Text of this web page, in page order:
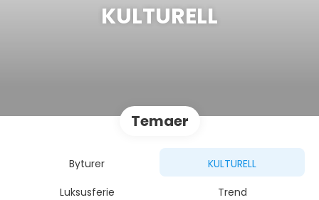
KULTURELL
Temaer
Byturer
KULTURELL
Luksusferie
Trend